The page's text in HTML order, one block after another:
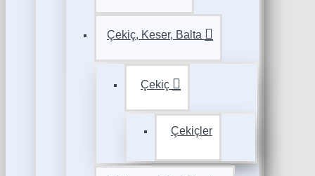
Çekiç, Keser, Balta
Çekiç
Çekiçler